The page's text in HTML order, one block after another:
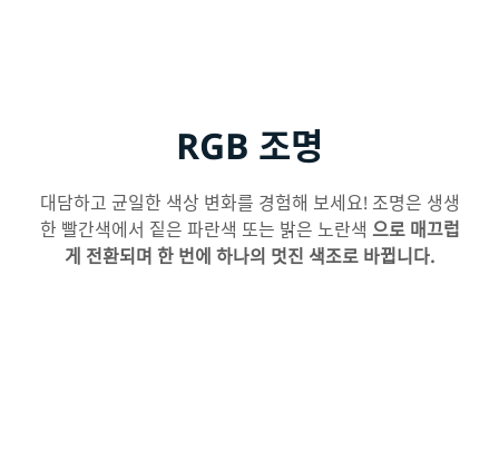
RGB 조명
대담하고 균일한 색상 변화를 경험해 보세요! 조명은 생생
한 빨간색에서 짙은 파란색 또는 밝은 노란색 으로 매끄럽
게 전환되며 한 번에 하나의 멋진 색조로 바뀝니다.